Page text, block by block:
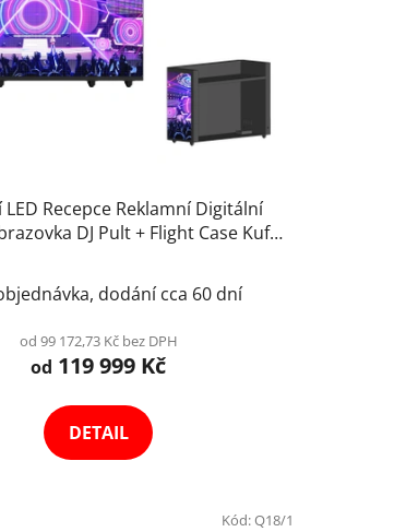
k
t
ů
Recepce Reklamní Digitální
DJ Pult + Flight Case Kufr
dodání cca 60 dní
od 99 172,73 Kč bez DPH
od 119 999 Kč
DETAIL
Kód:Q18/1